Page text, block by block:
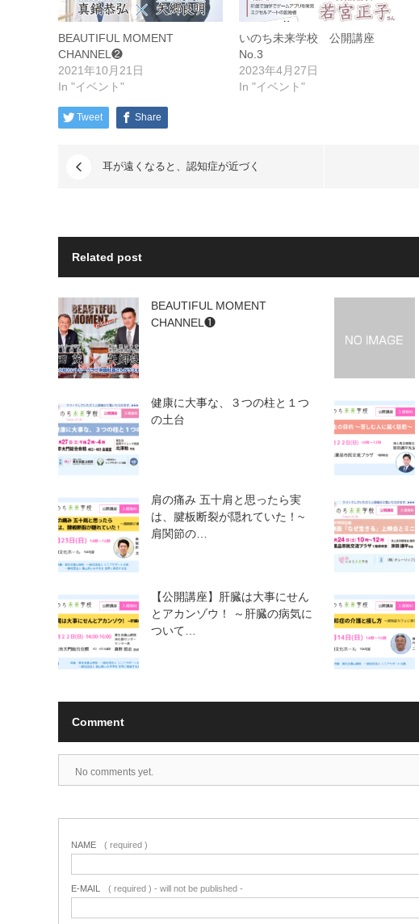
BEAUTIFUL MOMENT
CHANNEL❷
2021年10月21日
In "イベント"
いのち未来学校 公開講座
No.3
2023年4月27日
In "イベント"
Tweet Share
耳が遠くなると、認知症が近づく
Related post
BEAUTIFUL MOMENT
CHANNEL❶
健康に大事な、３つの柱と１つ
の土台
肩の痛み 五十肩と思ったら実
は、腱板断裂が隠れていた！~
肩関節の…
【公開講座】肝臓は大事にせん
とアカンゾウ！ ～肝臓の病気に
ついて…
Comment
No comments yet.
NAME ( required )
E-MAIL ( required ) - will not be published -